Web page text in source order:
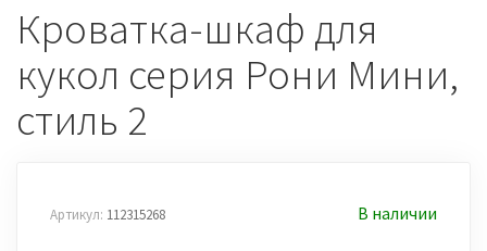
Кроватка-шкаф для
кукол серия Рони Мини,
стиль 2
Артикул: 112315268 В наличии